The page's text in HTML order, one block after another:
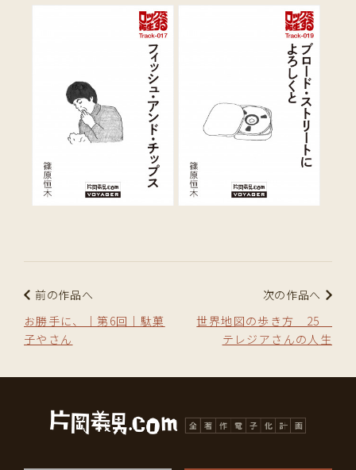
前の作品へ
お勝手に、｜第6回｜駄菓
子やさん
次の作品へ
世界地図の歩き方 25
テレジアさんの人生